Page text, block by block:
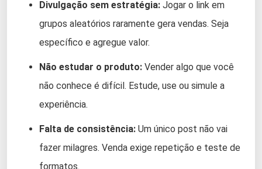
Divulgação sem estratégia: Jogar o link em
grupos aleatórios raramente gera vendas. Seja
específico e agregue valor.
Não estudar o produto: Vender algo que você
não conhece é difícil. Estude, use ou simule a
experiência.
Falta de consistência: Um único post não vai
fazer milagres. Venda exige repetição e teste de
formatos.